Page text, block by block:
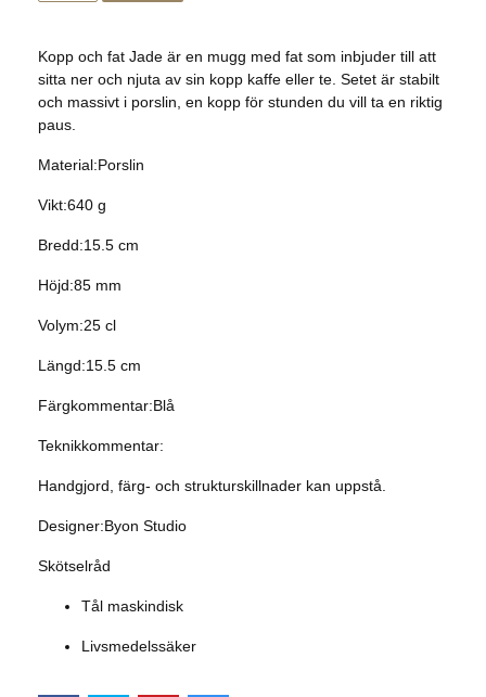
Kopp och fat Jade är en mugg med fat som inbjuder till att
sitta ner och njuta av sin kopp kaffe eller te. Setet är stabilt
och massivt i porslin, en kopp för stunden du vill ta en riktig
paus.
Material:Porslin
Vikt:640 g
Bredd:15.5 cm
Höjd:85 mm
Volym:25 cl
Längd:15.5 cm
Färgkommentar:Blå
Teknikkommentar:
Handgjord, färg- och strukturskillnader kan uppstå.
Designer:Byon Studio
Skötselråd
Tål maskindisk
Livsmedelssäker